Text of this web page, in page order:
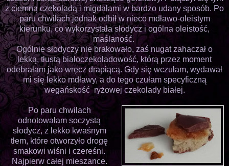
z ciemną czekoladą i migdałami w bardzo udany sposób. Po
paru chwilach jednak odbił w nieco mdławo-oleistym
kierunku, co wykorzystała słodycz i ogólna oleistość,
maślaność.
Ogólnie słodyczy nie brakowało, zaś nugat zahaczał o
lekką, tłustą białoczekoladowość, którą przez moment
odebrałam jako wręcz drapiącą. Gdy się wczułam, wydawał
mi się lekko mdławy, a do tego czułam specyficzną
wegańskość ryżowej czekolady białej.
Po paru chwilach
odnotowałam soczystą
słodycz, z lekko kwaśnym
tłem, które otworzyło drogę
smakowi wiśni i czereśni.
Najpierw całej mieszance.